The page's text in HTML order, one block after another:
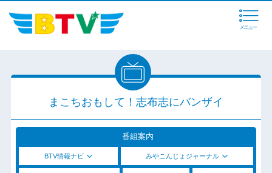
メニュー
まこちおもして！志布志にバンザイ
番組案内
BTV情報ナビ みやこんじょジャーナル